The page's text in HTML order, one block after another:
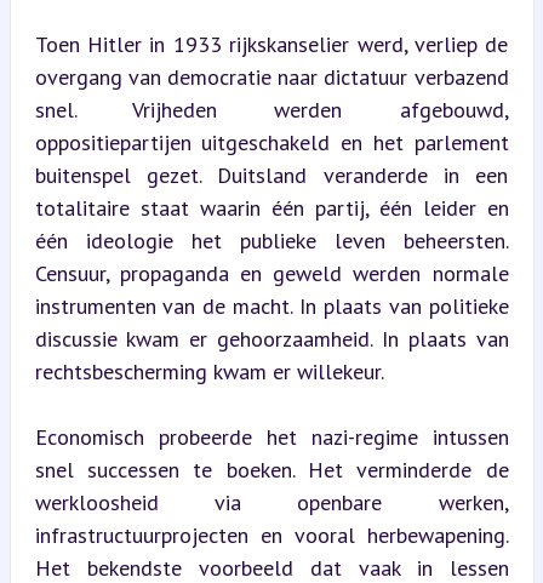
Toen Hitler in 1933 rijkskanselier werd, verliep de
overgang van democratie naar dictatuur verbazend
snel. Vrijheden werden afgebouwd,
oppositiepartijen uitgeschakeld en het parlement
buitenspel gezet. Duitsland veranderde in een
totalitaire staat waarin één partij, één leider en
één ideologie het publieke leven beheersten.
Censuur, propaganda en geweld werden normale
instrumenten van de macht. In plaats van politieke
discussie kwam er gehoorzaamheid. In plaats van
rechtsbescherming kwam er willekeur.
Economisch probeerde het nazi-regime intussen
snel successen te boeken. Het verminderde de
werkloosheid via openbare werken,
infrastructuurprojecten en vooral herbewapening.
Het bekendste voorbeeld dat vaak in lessen